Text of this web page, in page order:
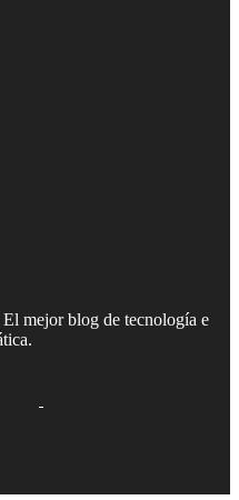
mejor blog de tecnología e